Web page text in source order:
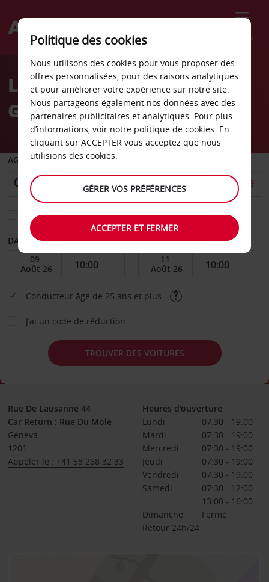
Menu
Welcome
AvisLocation de voiture
Genève - Ville
AGENCE DE DÉPART
Sélectionnez une autre agence de retour
DATE DE DÉBUT DATE DE FIN
Conducteur âgé de 25 ans et plus
J’ai un code de réduction
TROUVER DES VOITURES
Rue De Lausanne 44
Car Return : Rue Du Mole
Geneva
1201
Appeler le : +41 58 268 32 33
Heures d'ouverture
Lundi
07:30 - 19:00
Mardi
07:30 - 19:00
Mercredi
07:30 - 19:00
Jeudi
07:30 - 19:00
Vendredi
07:30 - 19:00
Samedi
07:30 - 12:00
13:00 - 16:00
Dimanche
Fermé
Retour 24h/24
Politique des cookies
Nous utilisons des cookies pour vous proposer des
offres personnalisées, pour des raisons analytiques
et pour améliorer votre expérience sur notre site.
Nous partageons également nos données avec des
partenaires publicitaires et analytiques. Pour plus
d’informations, voir notre politique de cookies. En
cliquant sur ACCEPTER vous acceptez que nous
utilisions des cookies.
GÉRER VOS PRÉFÉRENCES
ACCEPTER ET FERMER